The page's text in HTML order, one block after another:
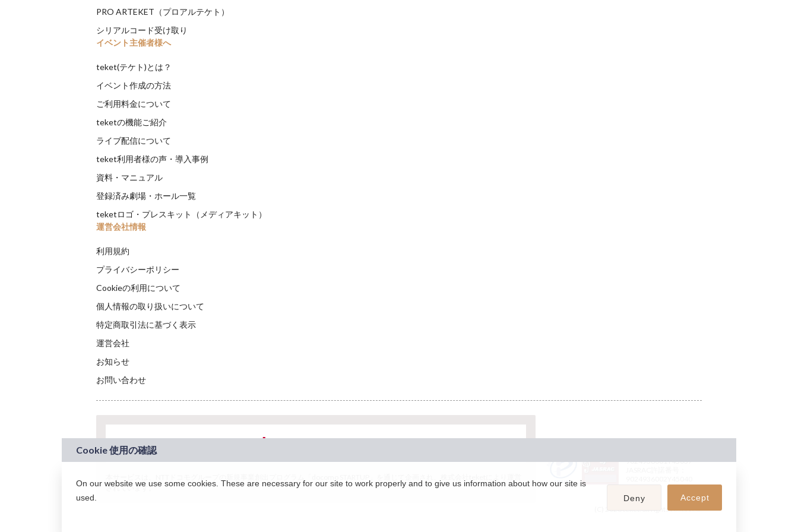
PRO ARTEKET（プロアルテケト）
シリアルコード受け取り
イベント主催者様へ
teket(テケト)とは？
イベント作成の方法
ご利用料金について
teketの機能ご紹介
ライブ配信について
teket利用者様の声・導入事例
資料・マニュアル
登録済み劇場・ホール一覧
teketロゴ・プレスキット（メディアキット）
運営会社情報
利用規約
プライバシーポリシー
Cookieの利用について
個人情報の取り扱いについて
特定商取引法に基づく表示
運営会社
お知らせ
お問い合わせ
されています。
9024936001Y45037
(C) 2026 teket. all rights reserved.
On our website we use some cookies. These are necessary for our site to work properly and to give us information about how our site is
used.
Deny Accept